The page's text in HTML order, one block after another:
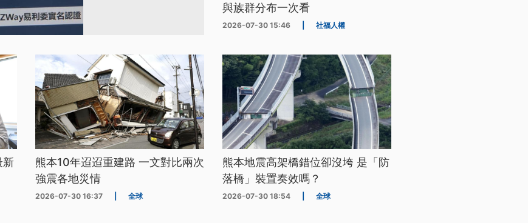
與族群分布一次看
2026-07-30 15:46 社福人權
新
熊本10年迢迢重建路 一文對比兩次
強震各地災情
2026-07-30 16:37 全球
熊本地震高架橋錯位卻沒垮 是「防
落橋」裝置奏效嗎？
2026-07-30 18:54 全球